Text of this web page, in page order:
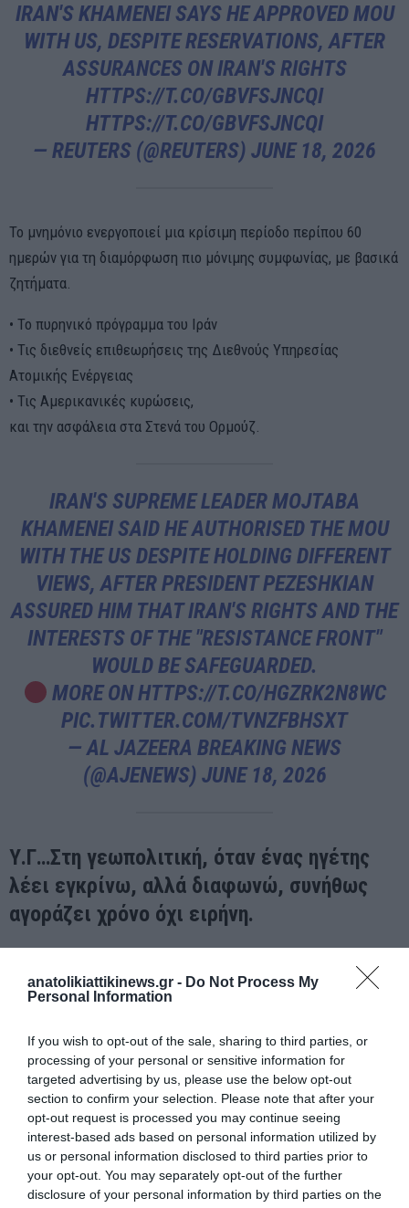
anatolikiattikinews.gr - Do Not Process My
Personal Information
If you wish to opt-out of the sale, sharing to third parties, or
processing of your personal or sensitive information for
targeted advertising by us, please use the below opt-out
section to confirm your selection. Please note that after your
opt-out request is processed you may continue seeing
interest-based ads based on personal information utilized by
us or personal information disclosed to third parties prior to
your opt-out. You may separately opt-out of the further
disclosure of your personal information by third parties on the
IRAN'S KHAMENEI SAYS HE APPROVED MOU
WITH US, DESPITE RESERVATIONS, AFTER
ASSURANCES ON IRAN'S RIGHTS
HTTPS://T.CO/GBVFSJNCQI
HTTPS://T.CO/GBVFSJNCQI
— REUTERS (@REUTERS) JUNE 18, 2026
Το μνημόνιο ενεργοποιεί μια κρίσιμη περίοδο περίπου 60
ημερών για τη διαμόρφωση πιο μόνιμης συμφωνίας, με βασικά
ζητήματα.
• Το πυρηνικό πρόγραμμα του Ιράν
• Τις διεθνείς επιθεωρήσεις της Διεθνούς Υπηρεσίας
Ατομικής Ενέργειας
• Τις Αμερικανικές κυρώσεις,
και την ασφάλεια στα Στενά του Ορμούζ.
IRAN'S SUPREME LEADER MOJTABA
KHAMENEI SAID HE AUTHORISED THE MOU
WITH THE US DESPITE HOLDING DIFFERENT
VIEWS, AFTER PRESIDENT PEZESHKIAN
ASSURED HIM THAT IRAN'S RIGHTS AND THE
INTERESTS OF THE "RESISTANCE FRONT"
WOULD BE SAFEGUARDED.
MORE ONHTTPS://T.CO/HGZRK2N8WC
PIC.TWITTER.COM/TVNZFBHSXT
— AL JAZEERA BREAKING NEWS
(@AJENEWS) JUNE 18, 2026
Υ.Γ…Στη γεωπολιτική, όταν ένας ηγέτης
λέει εγκρίνω, αλλά διαφωνώ, συνήθως
αγοράζει χρόνο όχι ειρήνη.
Το ερώτημα είναι ποιος κερδίζει στρατηγικό χρόνο για την
σπάνια αργεί.
ΠΡΟΗΓΟΎΜΕΝΗ ΑΝΆΡΤΗΣΗ
OBAMA: ΧΤΙΖΕΙ ΜΝΗΜΕΙΟ ΥΣΤΕΡΟΦΗΜΙΑΣ Ή ΚΕΝΤΡΟ
ΠΟΛΙΤΙΚΗΣ ΚΛΗΡΟΝΟΜΙΑΣ